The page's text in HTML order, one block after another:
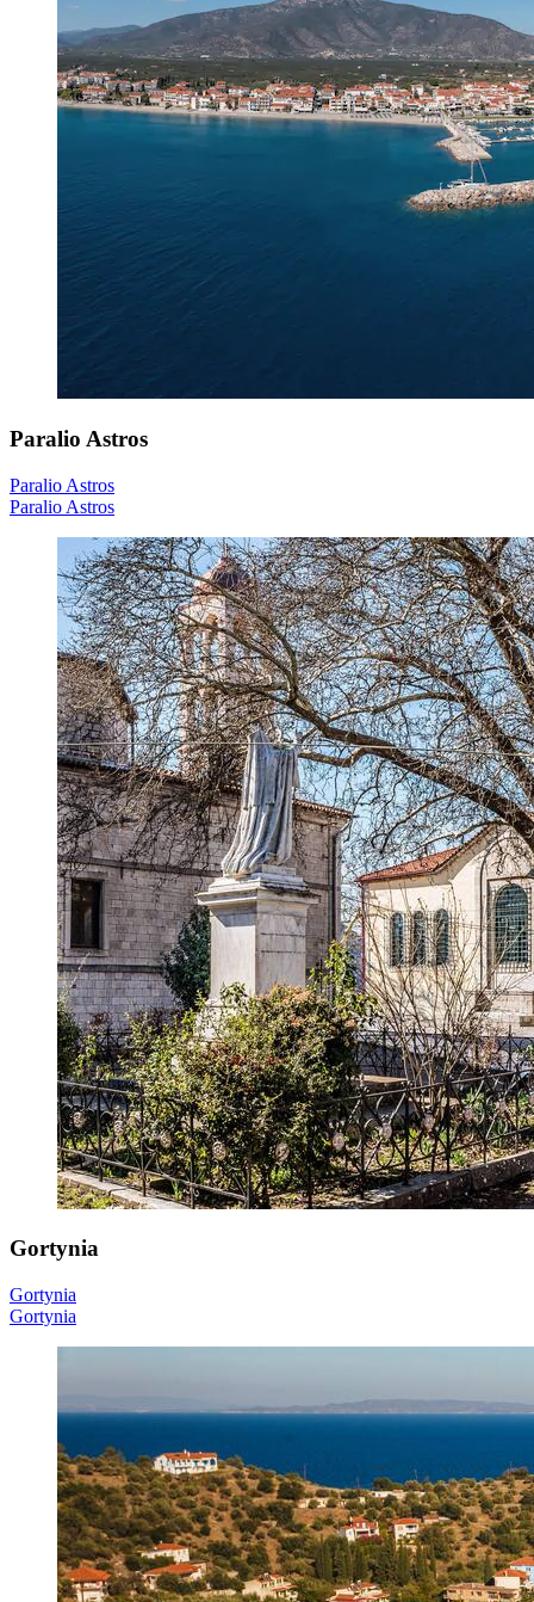
Paralio Astros
Paralio Astros
Paralio Astros
Gortynia
Gortynia
Gortynia